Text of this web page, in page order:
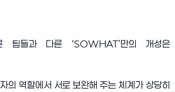
팀들과 다른 ‘SOWHAT’만의 개성은
의 역할에서 서로 보완해 주는 체계가 상당히